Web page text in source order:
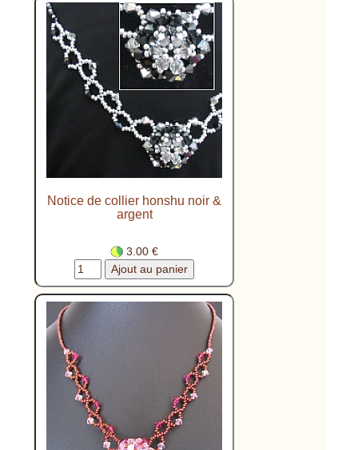
Notice de collier honshu noir &
argent
3.00 €